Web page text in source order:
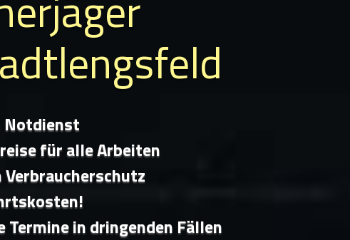
Notdienst
für alle Arbeiten
in dringenden Fällen